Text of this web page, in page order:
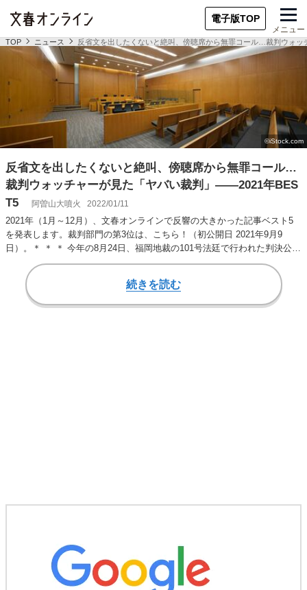
電子版TOP
メニュー
TOP ニュース 反省文を出したくないと絶叫、傍聴席から無罪コール…裁判ウォ
反省文を出したくないと絶叫、傍聴席から無罪コール…
裁判ウォッチャーが見た「ヤバい裁判」――2021年BES
T5
阿曽山大噴火 2022/01/11
2021年（1月～12月）、文春オンラインで反響の大きかった記事ベスト5
を発表します。裁判部門の第3位は、こちら！（初公開日 2021年9月9
日）。＊ ＊ ＊ 今年の8月24日、福岡地裁の101号法廷で行われた判決公…
続きを読む